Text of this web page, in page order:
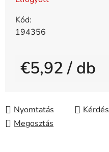
Kód:
194356
€5,92/ db
Nyomtatás
Kérdés
Megosztás